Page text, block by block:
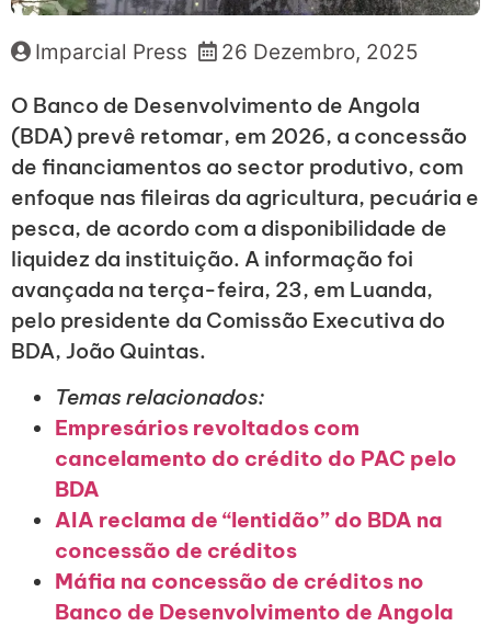
Imparcial Press 26 Dezembro, 2025
O Banco de Desenvolvimento de Angola
(BDA) prevê retomar, em 2026, a concessão
de financiamentos ao sector produtivo, com
enfoque nas fileiras da agricultura, pecuária e
pesca, de acordo com a disponibilidade de
liquidez da instituição. A informação foi
avançada na terça-feira, 23, em Luanda,
pelo presidente da Comissão Executiva do
BDA, João Quintas.
Temas relacionados:
Empresários revoltados com
cancelamento do crédito do PAC pelo
BDA
AIA reclama de “lentidão” do BDA na
concessão de créditos
Máfia na concessão de créditos no
Banco de Desenvolvimento de Angola